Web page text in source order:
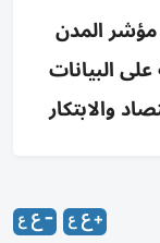
مؤشر المدن
البيانات
والابتكار